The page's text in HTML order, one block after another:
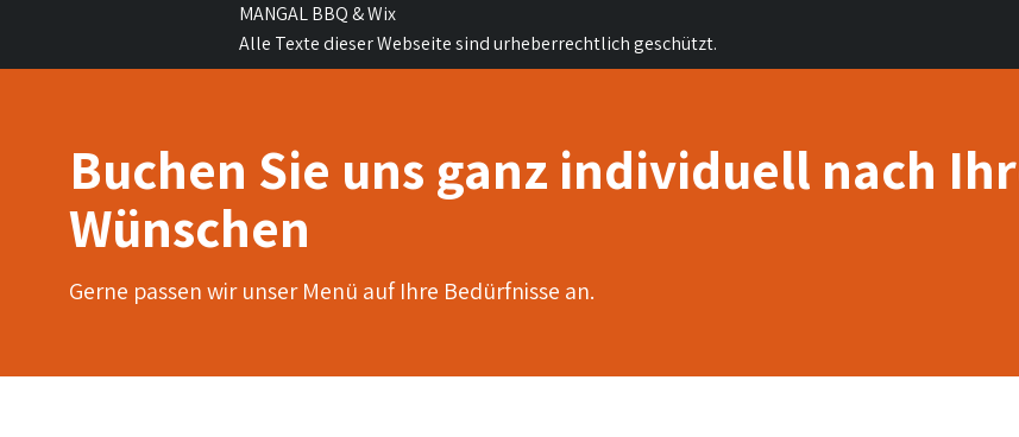
MANGAL BBQ & Wix
Alle Texte dieser Webseite sind urheberrechtlich geschützt.
Buchen Sie uns ganz individuell nach
Wünschen
Gerne passen wir unser Menü auf Ihre Bedürfnisse an.